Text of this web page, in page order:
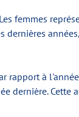
femmes
rapport à
dernière. Cette